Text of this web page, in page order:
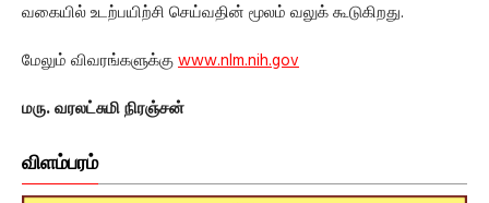
வகையில் உடற்பயிற்சி செய்வதின் மூலம் வலுக் கூடுகிறது.
மேலும் விவரங்களுக்குwww.nlm.nih.gov
மரு. வரலட்சுமி நிரஞ்சன்
விளம்பரம்